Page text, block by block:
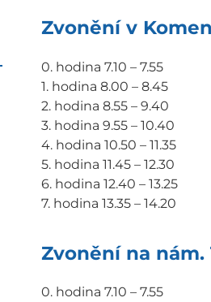
Zvonění v
0. hodina 7.10 – 7.55
1. hodina 8.00 – 8.45
2. hodina 8.55 – 9.40
3. hodina 9.55 – 10.40
4. hodina 10.50 – 11.35
5. hodina 11.45 – 12.30
6. hodina 12.40 – 13.25
7. hodina 13.35 – 14.20
Zvonění na nám.
0. hodina 7.10 – 7.55